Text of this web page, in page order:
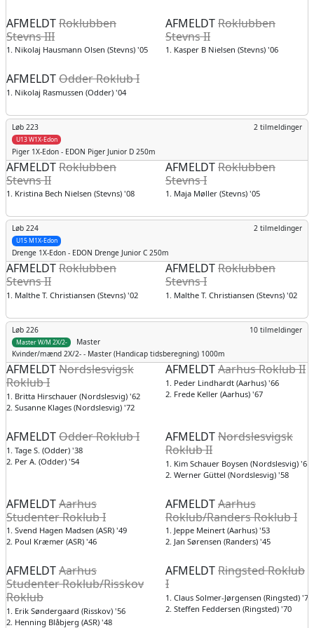
AFMELDTRoklubben
Stevns III
1. Nikolaj Hausmann Olsen (Stevns) '05
AFMELDTRoklubben
Stevns II
1. Kasper B Nielsen (Stevns) '06
AFMELDTOdder Roklub I
1. Nikolaj Rasmussen (Odder) '04
Løb 223 2 tilmeldinger
U13 W1X-Edon
Piger 1X-Edon - EDON Piger Junior D 250m
AFMELDTRoklubben
Stevns II
1. Kristina Bech Nielsen (Stevns) '08
AFMELDTRoklubben
Stevns I
1. Maja Møller (Stevns) '05
Løb 224 2 tilmeldinger
U15 M1X-Edon
Drenge 1X-Edon - EDON Drenge Junior C 250m
AFMELDTRoklubben
Stevns II
1. Malthe T. Christiansen (Stevns) '02
AFMELDTRoklubben
Stevns I
1. Malthe T. Christiansen (Stevns) '02
Løb 226
Master
10 tilmeldinger
Master W/M 2X/2-
Kvinder/mænd 2X/2- - Master (Handicap tidsberegning) 1000m
AFMELDTNordslesvigsk
Roklub I
1. Britta Hirschauer (Nordslesvig) '62
2. Susanne Klages (Nordslesvig) '72
AFMELDTAarhus Roklub II
1. Peder Lindhardt (Aarhus) '66
2. Frede Keller (Aarhus) '67
AFMELDTOdder Roklub I
1. Tage S. (Odder) '38
2. Per A. (Odder) '54
AFMELDTNordslesvigsk
Roklub II
1. Kim Schauer Boysen (Nordslesvig) '61
2. Werner Güttel (Nordslesvig) '58
AFMELDTAarhus
Studenter Roklub I
1. Svend Hagen Madsen (ASR) '49
2. Poul Kræmer (ASR) '46
AFMELDTAarhus
Roklub/Randers Roklub I
1. Jeppe Meinert (Aarhus) '53
2. Jan Sørensen (Randers) '45
AFMELDTAarhus
Studenter Roklub/Risskov
Roklub
1. Erik Søndergaard (Risskov) '56
2. Henning Blåbjerg (ASR) '48
AFMELDTRingsted Roklub
I
1. Claus Solmer-Jørgensen (Ringsted) '71
2. Steffen Feddersen (Ringsted) '70